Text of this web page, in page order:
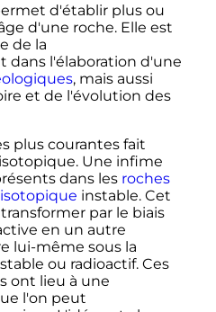
d'établir plus ou
d'une roche. Elle est
de la
dans l'élaboration d'une
, mais aussi
et de l'évolution des
plus courantes fait
Une infime
dans les roches
isotopique instable. Cet
par le biais
en un autre
lui-même sous la
ou radioactif. Ces
ont lieu à une
l'on peut